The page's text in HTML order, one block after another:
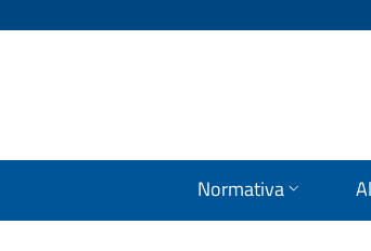
Normativa